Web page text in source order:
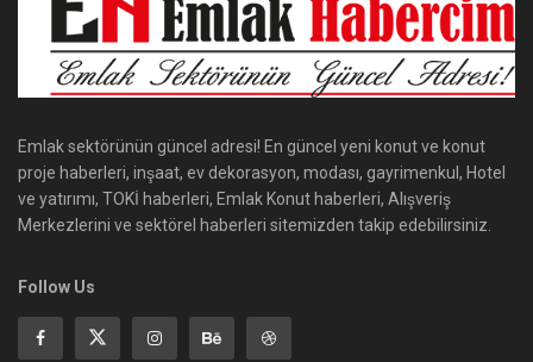
Emlak sektörünün güncel adresi! En güncel yeni konut ve konut
proje haberleri, inşaat, ev dekorasyon, modası, gayrimenkul, Hotel
ve yatırımı, TOKİ haberleri, Emlak Konut haberleri, Alışveriş
Merkezlerini ve sektörel haberleri sitemizden takip edebilirsiniz.
Follow Us